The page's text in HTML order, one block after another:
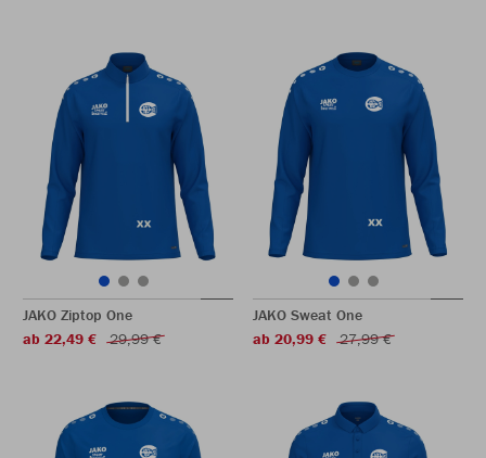
JAKO Ziptop One
ab 22,49 €
29,99 €
JAKO Sweat One
ab 20,99 €
27,99 €